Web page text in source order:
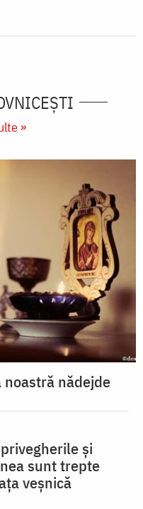
»
nădejde
și
sunt trepte
veșnică